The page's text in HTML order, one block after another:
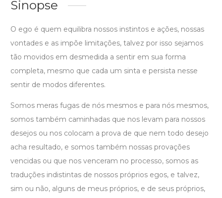
Sinopse
O ego é quem equilibra nossos instintos e ações, nossas
vontades e as impõe limitações, talvez por isso sejamos
tão movidos em desmedida a sentir em sua forma
completa, mesmo que cada um sinta e persista nesse
sentir de modos diferentes.
Somos meras fugas de nós mesmos e para nós mesmos,
somos também caminhadas que nos levam para nossos
desejos ou nos colocam a prova de que nem todo desejo
acha resultado, e somos também nossas provações
vencidas ou que nos venceram no processo, somos as
traduções indistintas de nossos próprios egos, e talvez,
sim ou não, alguns de meus próprios, e de seus próprios,